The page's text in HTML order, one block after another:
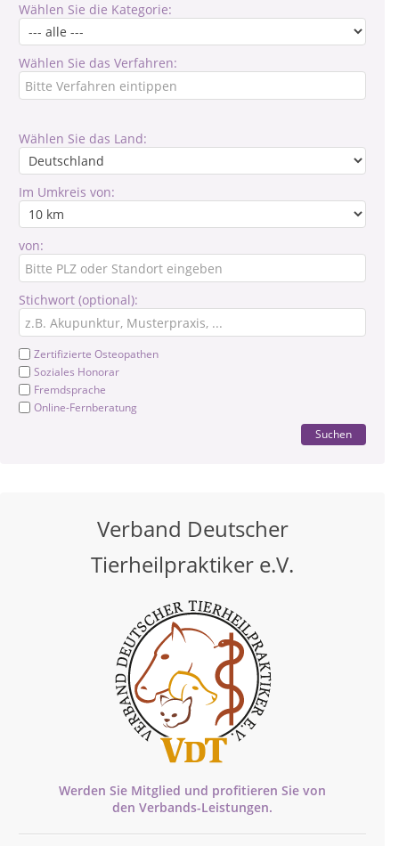
Wählen Sie die Kategorie:
Wählen Sie das Verfahren:
Wählen Sie das Land:
Im Umkreis von:
von:
Stichwort (optional):
Zertifizierte Osteopathen
Soziales Honorar
Fremdsprache
Online-Fernberatung
Suchen
Verband Deutscher
Tierheilpraktiker e.V.
Werden Sie Mitglied und profitieren Sie von
den Verbands-Leistungen.